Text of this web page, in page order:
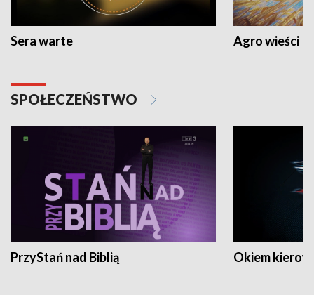
Sera warte Agro wieści
SPOŁECZEŃSTWO
PrzyStań nad Biblią Okiem